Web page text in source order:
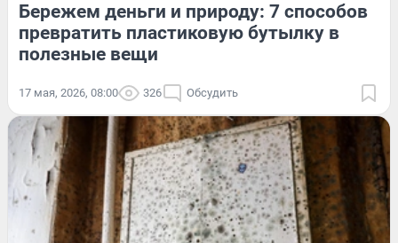
Бережем деньги и природу: 7 способов
превратить пластиковую бутылку в
полезные вещи
17 мая, 2026, 08:00 326 Обсудить